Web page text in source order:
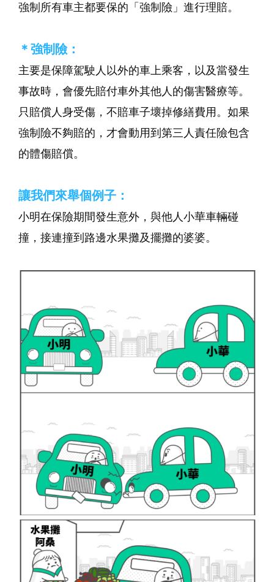
強制所有車主都要保的「強制險」進行理賠。
＊強制險：
主要是保障駕駛人以外的車上乘客，以及當發生
事故時，會優先賠付車外其他人的傷害醫療等。
只賠償人身受傷，不賠車子壞掉修繕費用。如果
強制險不夠賠的，才會動用到第三人責任險包含
的體傷賠償。
讓我們來舉個例子：
小明在保險期間發生意外，與他人小華車輛碰
撞，接連撞到路邊水果攤及擺攤的婆婆。